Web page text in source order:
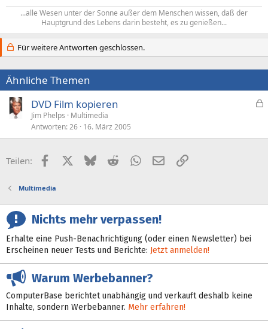
...alle Wesen unter der Sonne außer dem Menschen wissen, daß der
Hauptgrund des Lebens darin besteht, es zu genießen...​
Für weitere Antworten geschlossen.
Ähnliche Themen
p
DVD Film kopieren
Jim Phelps
Multimedia
Antworten 26 16. März 2005
Teilen: FacebookX (Twitter)
BlueskyRedditWhatsApp
E-MailLink
Multimedia
Nichts mehr verpassen!
Erhalte eine Push-Benachrichtigung (oder einen Newsletter) bei
Erscheinen neuer Tests und Berichte: Jetzt anmelden!
Warum Werbebanner?
ComputerBase berichtet unabhängig und verkauft deshalb keine
Inhalte, sondern Werbebanner. Mehr erfahren!